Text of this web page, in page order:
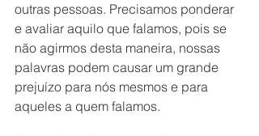
outras pessoas. Precisamos ponderar
e avaliar aquilo que falamos, pois se
não agirmos desta maneira, nossas
palavras podem causar um grande
prejuízo para nós mesmos e para
aqueles a quem falamos.